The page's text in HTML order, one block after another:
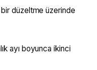
düzeltme üzerinde
ayı boyunca ikinci